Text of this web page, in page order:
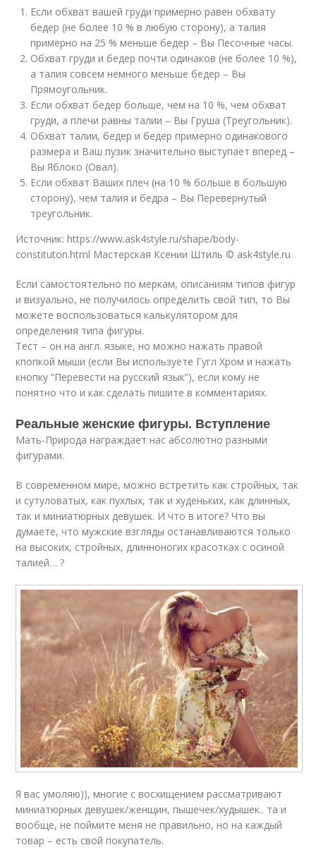
Если обхват вашей груди примерно равен обхвату
бедер (не более 10 % в любую сторону), а талия
примерно на 25 % меньше бедер – Вы Песочные часы.
Обхват груди и бедер почти одинаков (не более 10 %),
а талия совсем немного меньше бедер – Вы
Прямоугольник.
Если обхват бедер больше, чем на 10 %, чем обхват
груди, а плечи равны талии – Вы Груша (Треугольник).
Обхват талии, бедер и бедер примерно одинакового
размера и Ваш пузик значительно выступает вперед –
Вы Яблоко (Овал).
Если обхват Ваших плеч (на 10 % больше в большую
сторону), чем талия и бедра – Вы Перевернутый
треугольник.
Источник: https://www.ask4style.ru/shape/body-
constituton.html Мастерская Ксении Штиль © ask4style.ru
Если самостоятельно по меркам, описаниям типов фигур
и визуально, не получилось определить свой тип, то Вы
можете воспользоваться калькулятором для
определения типа фигуры.
Тест – он на англ. языке, но можно нажать правой
кпопкой мыши (если Вы используете Гугл Хром и нажать
кнопку “Перевести на русский язык”), если кому не
понятно что и как сделать пишите в комментариях.
Реальные женские фигуры. Вступление
Мать-Природа награждает нас абсолютно разными
фигурами.
В современном мире, можно встретить как стройных, так
и сутуловатых, как пухлых, так и худеньких, как длинных,
так и миниатюрных девушек. И что в итоге? Что вы
думаете, что мужские взгляды останавливаются только
на высоких, стройных, длинноногих красотках с осиной
талией… ?
Я вас умоляю)), многие с восхищением рассматривают
миниатюрных девушек/женщин, пышечек/худышек.. та и
вообще, не поймите меня не правильно, но на каждый
товар – есть свой покупатель.